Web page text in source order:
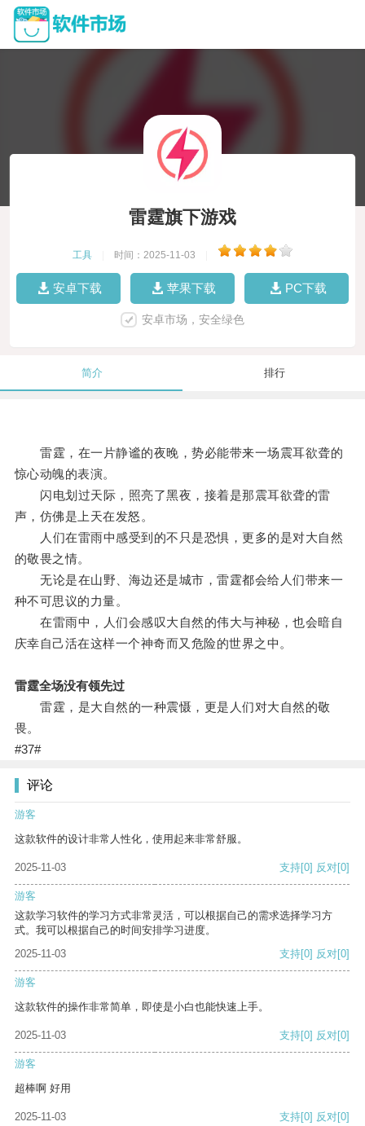
雷霆旗下游戏
工具 时间：2025-11-03
安卓下载 苹果下载 PC下载
安卓市场，安全绿色
简介 排行
雷霆，在一片静谧的夜晚，势必能带来一场震耳欲聋的
惊心动魄的表演。
闪电划过天际，照亮了黑夜，接着是那震耳欲聋的雷
声，仿佛是上天在发怒。
人们在雷雨中感受到的不只是恐惧，更多的是对大自然
的敬畏之情。
无论是在山野、海边还是城市，雷霆都会给人们带来一
种不可思议的力量。
在雷雨中，人们会感叹大自然的伟大与神秘，也会暗自
庆幸自己活在这样一个神奇而又危险的世界之中。
雷霆全场没有领先过
雷霆，是大自然的一种震慑，更是人们对大自然的敬
畏。
#37#
评论
游客
这款软件的设计非常人性化，使用起来非常舒服。
2025-11-03 支持[0] 反对[0]
游客
这款学习软件的学习方式非常灵活，可以根据自己的需求选择学习方
式。我可以根据自己的时间安排学习进度。
2025-11-03
支持[0] 反对[0]
游客
这款软件的操作非常简单，即使是小白也能快速上手。
2025-11-03 支持[0] 反对[0]
游客
超棒啊 好用
2025-11-03 支持[0] 反对[0]